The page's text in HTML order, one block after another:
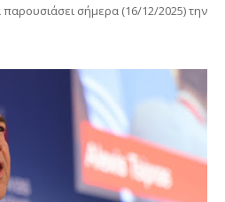
παρουσιάσει σήμερα (16/12/2025) την